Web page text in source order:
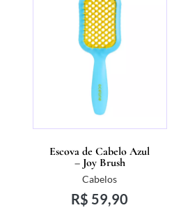
Escova de Cabelo Azul
– Joy Brush
Cabelos
R$ 59,90